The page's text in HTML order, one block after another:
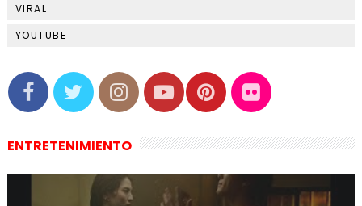
VIRAL
YOUTUBE
ENTRETENIMIENTO